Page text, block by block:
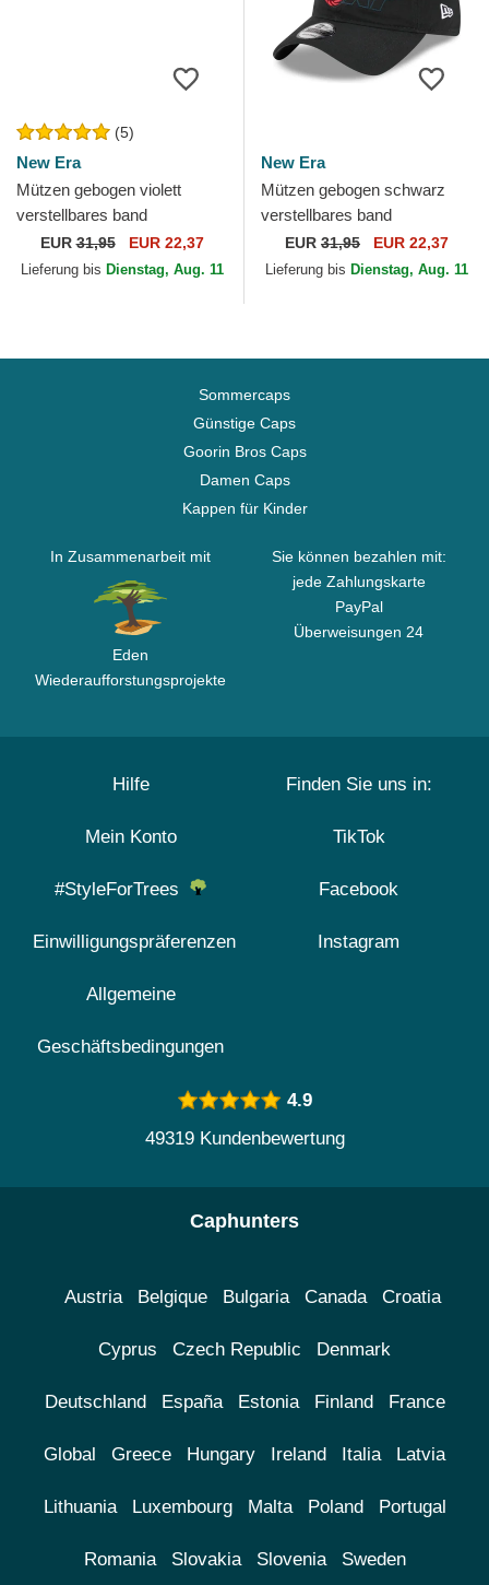
(5)
New Era
Mützen gebogen violett
verstellbares band
9TWENTY Draft Edition 2023
der Phoenix Suns NBA von
EUR31,95 EUR 22,37
Lieferung bis Dienstag, Aug. 11
New Era
Mützen gebogen schwarz
verstellbares band
9TWENTY Draft Edition 2023
der Miami Heat NBA von
EUR 31,95 EUR 22,37
Lieferung bis Dienstag, Aug. 11
Sommercaps
Günstige Caps
Goorin Bros Caps
Damen Caps
Kappen für Kinder
In Zusammenarbeit mit
Eden
Wiederaufforstungsprojekte
Sie können bezahlen mit:
jede Zahlungskarte
PayPal
Überweisungen 24
Hilfe
Mein Konto
#StyleForTrees
Einwilligungspräferenzen
Allgemeine
Geschäftsbedingungen
Finden Sie uns in:
TikTok
Facebook
Instagram
4.9
49319 Kundenbewertung
Caphunters
Austria Belgique Bulgaria Canada Croatia
Cyprus Czech Republic Denmark
Deutschland España Estonia Finland France
Global Greece Hungary Ireland Italia Latvia
Lithuania Luxembourg Malta Poland Portugal
Romania Slovakia Slovenia Sweden